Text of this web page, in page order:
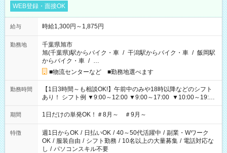
WEB登録・面接OK
給与 時給1,300円～1,875円
勤務地
千葉県旭市
旭(千葉県)駅からバイク・車 / 干潟駅からバイク・車 / 飯岡駅
からバイク・車 / …
■物流センターなど ■勤務地選べます
勤務時間
【1日3時間～も相談OK!】午前中のみや18時以降などのシフト
あり！ シフト例 ▼9:00～12:00 ▼9:00～17:00 ▼10:00～19:00
▼18:00～21:00
期間 1日だけの単発OK！＃8月～ ＃9月～
特徴 週1日からOK / 日払いOK / 40～50代活躍中 / 副業・Wワーク
OK / 服装自由 / シフト勤務 / 10名以上の大量募集 / 電話対応な
し / パソコンスキル不要